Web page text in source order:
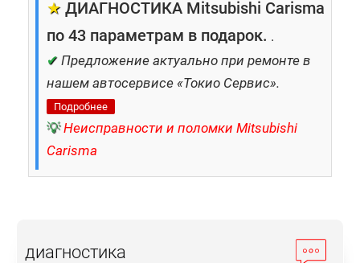
★ ДИАГНОСТИКА Mitsubishi Carisma
по 43 параметрам в подарок. .
✔ Предложение актуально при ремонте в
нашем автосервисе «Токио Сервис».
Подробнее
💡 Неисправности и поломки Mitsubishi
Carisma
диагностика